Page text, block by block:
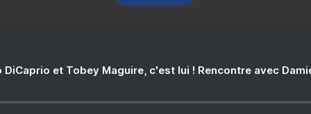
DiCaprio et Tobey Maguire, c'est lui ! Rencontre avec